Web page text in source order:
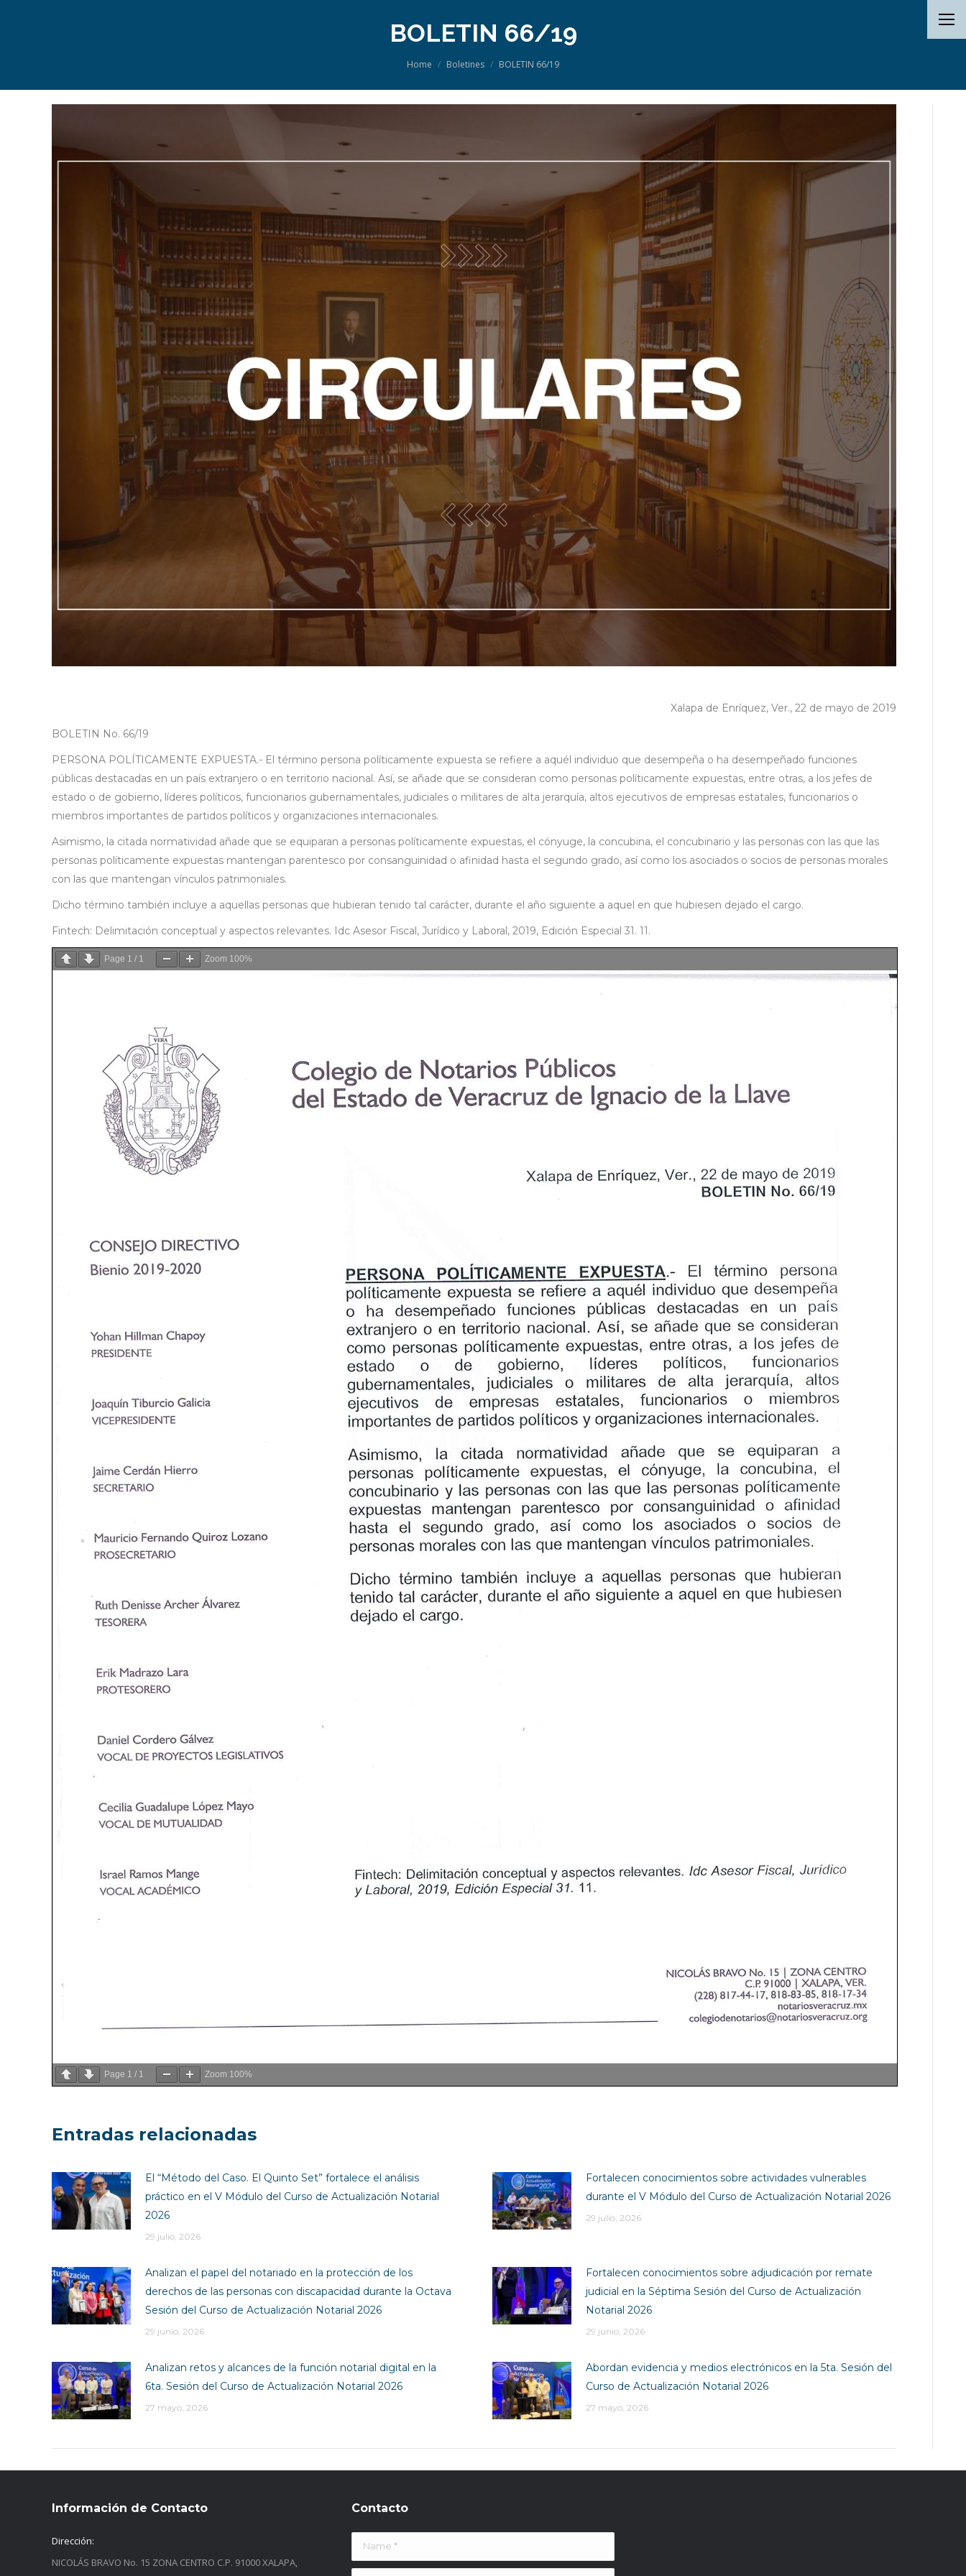
BOLETIN 66/19
You are here:
Home Boletines BOLETIN 66/19
Xalapa de Enríquez, Ver., 22 de mayo de 2019
BOLETIN No. 66/19
PERSONA POLÍTICAMENTE EXPUESTA.- El término persona políticamente expuesta se refiere a aquél individuo que desempeña o ha desempeñado funciones
públicas destacadas en un país extranjero o en territorio nacional. Así, se añade que se consideran como personas políticamente expuestas, entre otras, a los jefes de
estado o de gobierno, líderes políticos, funcionarios gubernamentales, judiciales o militares de alta jerarquía, altos ejecutivos de empresas estatales, funcionarios o
miembros importantes de partidos políticos y organizaciones internacionales.
Asimismo, la citada normatividad añade que se equiparan a personas políticamente expuestas, el cónyuge, la concubina, el concubinario y las personas con las que las
personas políticamente expuestas mantengan parentesco por consanguinidad o afinidad hasta el segundo grado, así como los asociados o socios de personas morales
con las que mantengan vínculos patrimoniales.
Dicho término también incluye a aquellas personas que hubieran tenido tal carácter, durante el año siguiente a aquel en que hubiesen dejado el cargo.
Fintech: Delimitación conceptual y aspectos relevantes. Idc Asesor Fiscal, Jurídico y Laboral, 2019, Edición Especial 31. 11.
Page 1 / 1 Zoom 100%
Page 1 / 1 Zoom 100%
Entradas relacionadas
El “Método del Caso. El Quinto Set” fortalece el análisis
práctico en el V Módulo del Curso de Actualización Notarial
2026
29 julio, 2026
Fortalecen conocimientos sobre actividades vulnerables
durante el V Módulo del Curso de Actualización Notarial 2026
29 julio, 2026
Analizan el papel del notariado en la protección de los
derechos de las personas con discapacidad durante la Octava
Sesión del Curso de Actualización Notarial 2026
29 junio, 2026
Fortalecen conocimientos sobre adjudicación por remate
judicial en la Séptima Sesión del Curso de Actualización
Notarial 2026
29 junio, 2026
Analizan retos y alcances de la función notarial digital en la
6ta. Sesión del Curso de Actualización Notarial 2026
27 mayo, 2026
Abordan evidencia y medios electrónicos en la 5ta. Sesión del
Curso de Actualización Notarial 2026
27 mayo, 2026
Información de Contacto
Dirección:
NICOLÁS BRAVO No. 15 ZONA CENTRO C.P. 91000 XALAPA,
Contacto
Name *